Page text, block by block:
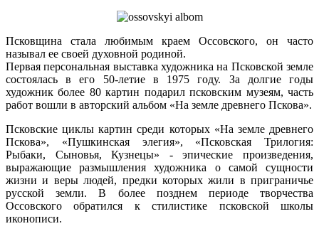
Псковщина стала любимым краем Оссовского, он часто
называл ее своей духовной родиной.
Первая персональная выставка художника на Псковской земле
состоялась в его 50-летие в 1975 году. За долгие годы
художник более 80 картин подарил псковским музеям, часть
работ вошли в авторский альбом «На земле древнего Пскова».
Псковские циклы картин среди которых «На земле древнего
Пскова», «Пушкинская элегия», «Псковская Трилогия:
Рыбаки, Сыновья, Кузнецы» - эпические произведения,
выражающие размышления художника о самой сущности
жизни и веры людей, предки которых жили в приграничье
русской земли. В более позднем периоде творчества
Оссовского обратился к стилистике псковской школы
иконописи.